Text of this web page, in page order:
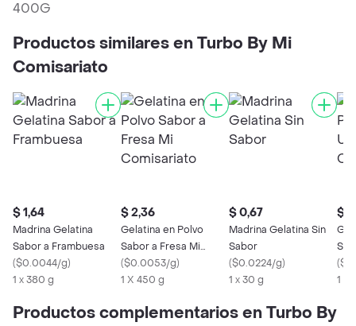
400G
Productos similares en Turbo By Mi
Comisariato
$ 1,64
Madrina Gelatina
Sabor a Frambuesa
($0.0044/g)
1 x 380 g
$ 2,36
Gelatina en Polvo
Sabor a Fresa Mi
Comisariato
($0.0053/g)
1 X 450 g
$ 0,67
Madrina Gelatina Sin
Sabor
($0.0224/g)
1 x 30 g
$
(
1 X
Productos complementarios en Turbo By